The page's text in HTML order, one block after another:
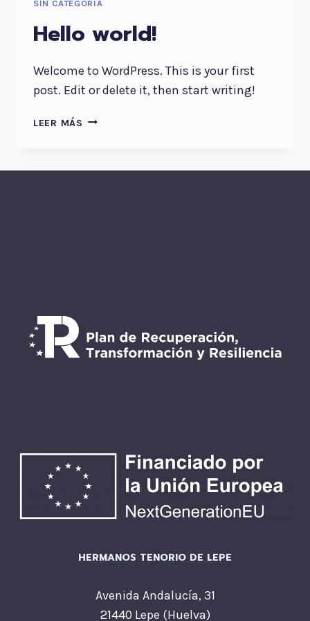
SIN CATEGORÍA
Hello world!
Welcome to WordPress. This is your first
post. Edit or delete it, then start writing!
LEER MÁS HELLO
HERMANOS TENORIO DE LEPE
Avenida Andalucía, 31
21440 Lepe (Huelva)